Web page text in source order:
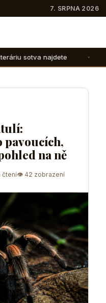
7. SRPNA 2026
Suchozemské želvy: Jak
pavoucích,
na ně
čtení👁 42 zobrazení